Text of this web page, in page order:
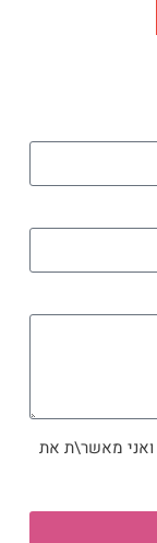
ואני מאשר\ת את